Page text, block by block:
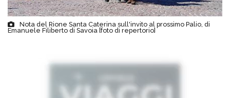
Nota del Rione Santa Caterina sull'invito al prossimo Palio, di
Emanuele Filiberto di Savoia [foto di repertorio]